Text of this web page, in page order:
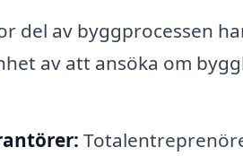
del av byggprocessen
av att ansöka om